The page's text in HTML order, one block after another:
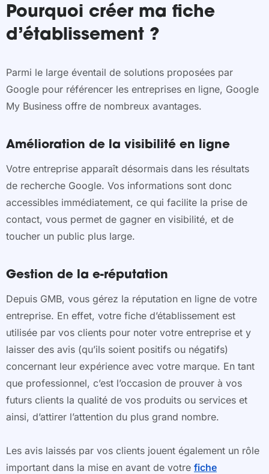
Pourquoi créer ma fiche
d’établissement ?
Parmi le large éventail de solutions proposées par
Google pour référencer les entreprises en ligne, Google
My Business offre de nombreux avantages.
Amélioration de la visibilité en ligne
Votre entreprise apparaît désormais dans les résultats
de recherche Google. Vos informations sont donc
accessibles immédiatement, ce qui facilite la prise de
contact, vous permet de gagner en visibilité, et de
toucher un public plus large.
Gestion de la e-réputation
Depuis GMB, vous gérez la réputation en ligne de votre
entreprise. En effet, votre fiche d’établissement est
utilisée par vos clients pour noter votre entreprise et y
laisser des avis (qu’ils soient positifs ou négatifs)
concernant leur expérience avec votre marque. En tant
que professionnel, c’est l’occasion de prouver à vos
futurs clients la qualité de vos produits ou services et
ainsi, d’attirer l’attention du plus grand nombre.
Les avis laissés par vos clients jouent également un rôle
important dans la mise en avant de votre fiche